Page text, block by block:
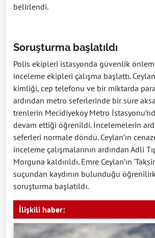
belirlendi.
Soruşturma başlatıldı
Polis ekipleri istasyonda güvenlik
inceleme ekipleri çalışma başlattı.
kimliği, cep telefonu ve bir miktarda
ardından metro seferlerinde bir süre
trenlerin Mecidiyeköy Metro
devam ettiği öğrenildi. İncelemelerin
seferleri normale döndü. Ceylan’ın
inceleme çalışmalarının ardından Adli
Morguna kaldırıldı. Emre Ceylan’ın
suçundan kaydının bulunduğu
soruşturma başlatıldı.
İlişkili haber: